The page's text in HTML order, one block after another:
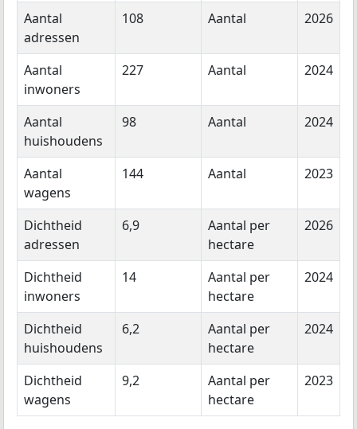
Aantal
adressen
108 Aantal 2026
Aantal
inwoners
227 Aantal 2024
Aantal
huishoudens
98 Aantal 2024
Aantal
wagens
144 Aantal 2023
Dichtheid
adressen
6,9
Aantal per
hectare
2026
Dichtheid
inwoners
14
Aantal per
hectare
2024
Dichtheid
huishoudens
6,2
Aantal per
hectare
2024
Dichtheid
wagens
9,2
Aantal per
hectare
2023